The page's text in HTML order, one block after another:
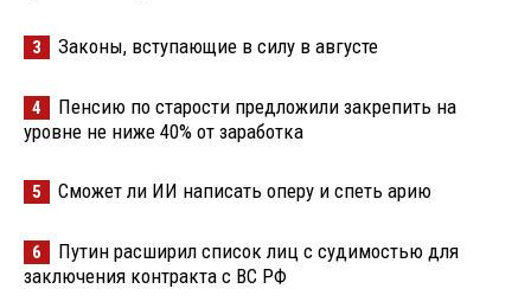
3 Законы, вступающие в силу в августе
4
Пенсию по старости предложили закрепить на
уровне не ниже 40% от заработка
5 Сможет ли ИИ написать оперу и спеть арию
6
Путин расширил список лиц с судимостью для
заключения контракта с ВС РФ